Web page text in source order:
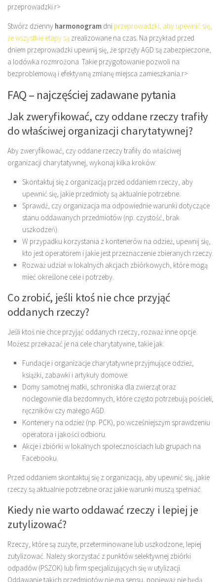
przeprowadzki. r>
Stwórz dzienny harmonogram dni przeprowadzki, aby upewnić się,
że wszystkie etapy są zrealizowane na czas. Na przykład przed
dniem przeprowadzki upewnij się, że sprzęty AGD są zabezpieczone,
a lodówka rozmrożona. Takie przygotowanie pozwoli na
bezproblemową i efektywną zmianę miejsca zamieszkania. r>
FAQ – najczęściej zadawane pytania
Jak zweryfikować, czy oddane rzeczy trafiły
do właściwej organizacji charytatywnej?
Aby zweryfikować, czy oddane rzeczy trafiły do właściwej
organizacji charytatywnej, wykonaj kilka kroków:
Skontaktuj się z organizacją przed oddaniem rzeczy, aby
upewnić się, jakie przedmioty są aktualnie potrzebne.
Sprawdź, czy organizacja ma odpowiednie warunki dotyczące
stanu oddawanych przedmiotów (np. czystość, brak
uszkodzeń).
W przypadku korzystania z kontenerów na odzież, upewnij się,
kto jest operatorem i jakie jest przeznaczenie zbieranych rzeczy.
Rozważ udział w lokalnych akcjach zbiórkowych, które mogą
mieć określone cele i potrzeby.
Co zrobić, jeśli ktoś nie chce przyjąć
oddanych rzeczy?
Jeśli ktoś nie chce przyjąć oddanych rzeczy, rozważ inne opcje.
Możesz przekazać je na cele charytatywne, takie jak:
Fundacje i organizacje charytatywne przyjmujące odzież,
książki, zabawki i artykuły domowe.
Domy samotnej matki, schroniska dla zwierząt oraz
noclegownie dla bezdomnych, które często potrzebują pościeli,
ręczników czy małego AGD.
Kontenery na odzież (np. PCK), po wcześniejszym sprawdzeniu
operatora i jakości odbioru.
Akcje i zbiórki w lokalnych społecznościach lub grupach na
Facebooku.
Przed oddaniem skontaktuj się z organizacją, aby upewnić się, jakie
rzeczy są aktualnie potrzebne oraz jakie warunki muszą spełniać.
Kiedy nie warto oddawać rzeczy i lepiej je
zutylizować?
Rzeczy, które są zużyte, przeterminowane lub uszkodzone, lepiej
zutylizować. Należy skorzystać z punktów selektywnej zbiórki
odpadów (PSZOK) lub firm specjalizujących się w utylizacji.
Oddawanie takich przedmiotów nie ma sensu, ponieważ nie będą